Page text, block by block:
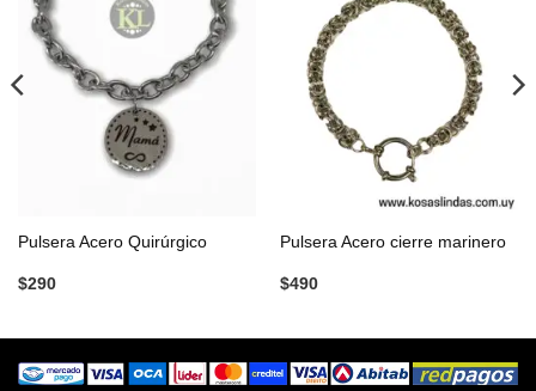
Pulsera Acero Quirúrgico
$290
Pulsera Acero cierre marinero
$490